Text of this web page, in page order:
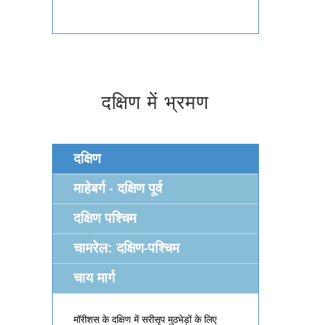
दक्षिण में भ्रमण
दक्षिण
माहेबर्ग - दक्षिण पूर्व
दक्षिण पश्चिम
चामरेल: दक्षिण-पश्चिम
चाय मार्ग
मॉरीशस के दक्षिण में सरीसृप मुठभेड़ों के लिए